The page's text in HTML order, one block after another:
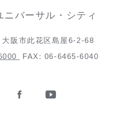
ニバーサル・シティ
大阪市此花区島屋6-2-68
FAX: 06-6465-6040